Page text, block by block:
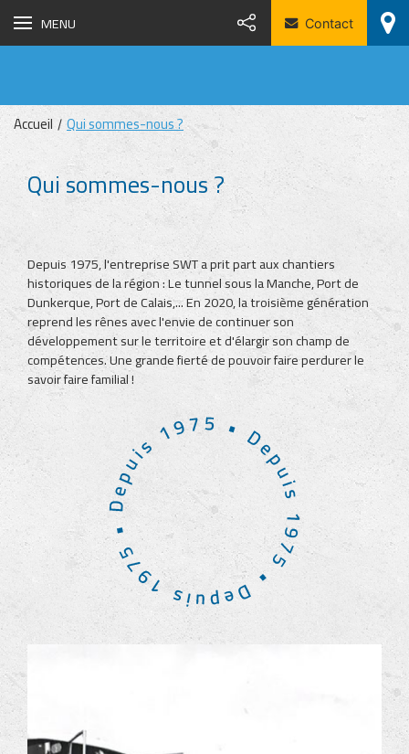
MENU Contact
Accueil Qui sommes-nous ?
Qui sommes-nous ?
Depuis 1975, l'entreprise SWT a prit part aux chantiers
historiques de la région : Le tunnel sous la Manche, Port de
Dunkerque, Port de Calais,... En 2020, la troisième génération
reprend les rênes avec l'envie de continuer son
développement sur le territoire et d'élargir son champ de
compétences. Une grande fierté de pouvoir faire perdurer le
savoir faire familial !